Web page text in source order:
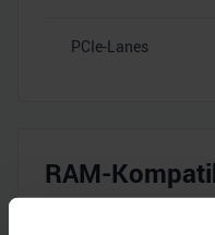
PCIe-Lanes
RAM-